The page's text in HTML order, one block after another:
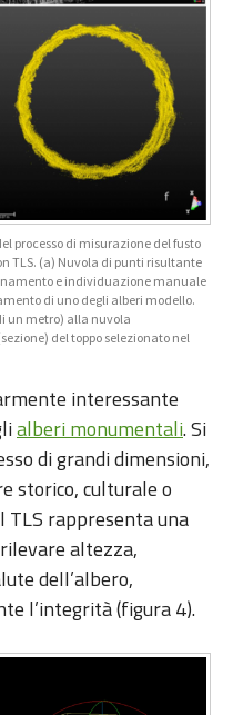
processo di misurazione del fusto
TLS. (a) Nuvola di punti risultante
e individuazione manuale
di uno degli alberi modello.
un metro) alla nuvola
del toppo selezionato nel
interessante
alberi monumentali. Si
di grandi dimensioni,
storico, culturale o
TLS rappresenta una
altezza,
dell’albero,
l’integrità (figura 4).